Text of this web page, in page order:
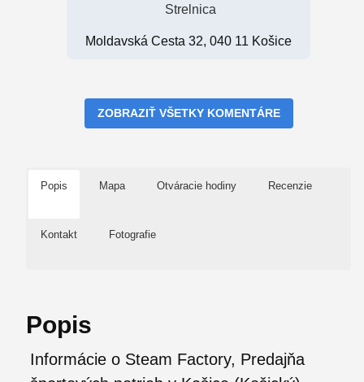
Strelnica
Moldavská Cesta 32, 040 11 Košice
ZOBRAZIŤ VŠETKY KOMENTÁRE
Popis Mapa Otváracie hodiny Recenzie
Kontakt Fotografie
Popis
Informácie o Steam Factory, Predajňa